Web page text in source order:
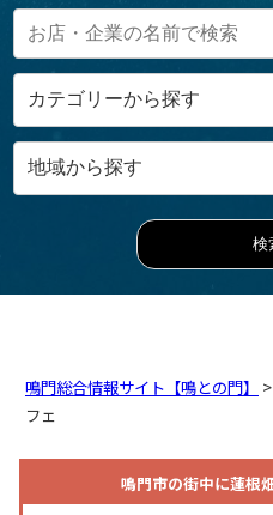
鳴門総合情報サイト【鳴との門】 >
フェ
鳴門市の街中に蓮根